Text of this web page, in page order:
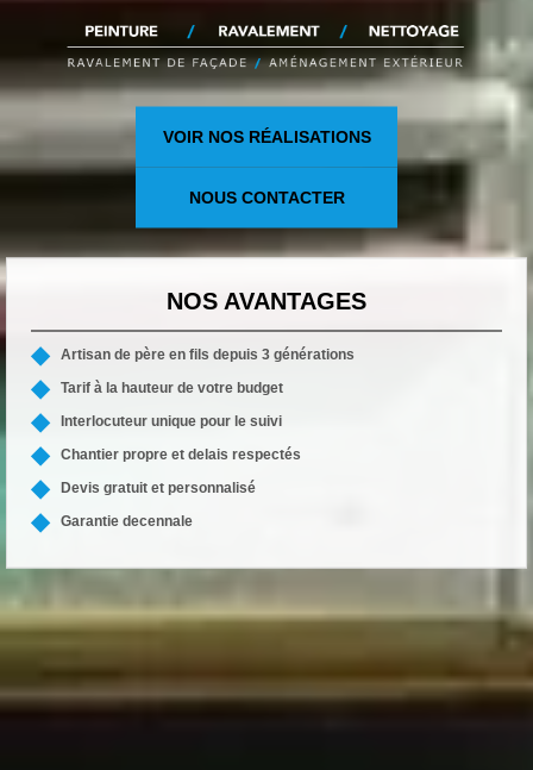
VOIR NOS RÉALISATIONS
NOUS CONTACTER
NOS AVANTAGES
Artisan de père en fils depuis 3 générations
Tarif à la hauteur de votre budget
Interlocuteur unique pour le suivi
Chantier propre et delais respectés
Devis gratuit et personnalisé
Garantie decennale